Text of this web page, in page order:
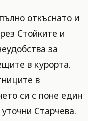
откъснато и
Стойките и
за
в курорта.
в
си с поне един
Старчева.